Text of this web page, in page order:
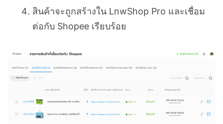
สินค้าจะถูกสร้างใน LnwShop Pro และเชื่อม
ต่อกับ Shopee เรียบร้อย